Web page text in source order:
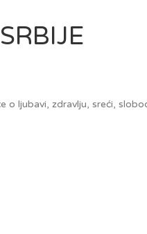
o ljubavi, zdravlju, sreći,